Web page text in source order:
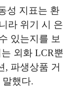
성 지표는 환
라 위기 시 은
있는지를 보
외화 LCR뿐
, 파생상품 거
말했다.